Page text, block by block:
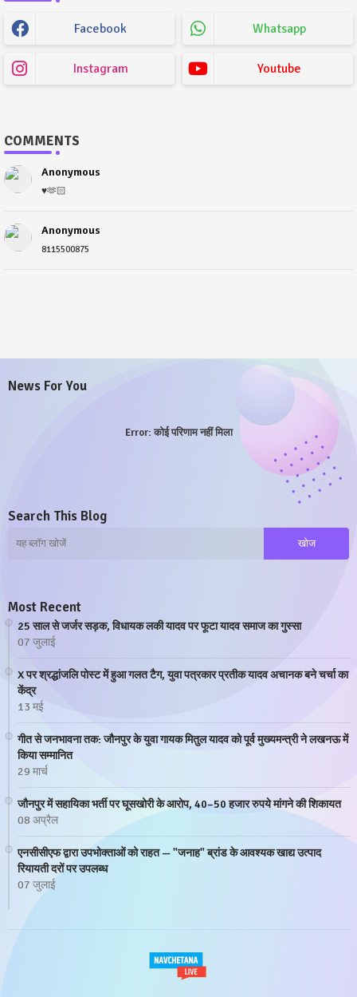
Facebook Whatsapp
Instagram Youtube
COMMENTS
Anonymous
♥️🫶🏻
Anonymous
8115500875
News For You
Error: कोई परिणाम नहीं मिला
Search This Blog
Most Recent
25 साल से जर्जर सड़क, विधायक लकी यादव पर फूटा यादव समाज का गुस्सा
07 जुलाई
X पर श्रद्धांजलि पोस्ट में हुआ गलत टैग, युवा पत्रकार प्रतीक यादव अचानक बने चर्चा का
केंद्र
13 मई
गीत से जनभावना तक: जौनपुर के युवा गायक मितुल यादव को पूर्व मुख्यमन्त्री ने लखनऊ में
किया सम्मानित
29 मार्च
जौनपुर में सहायिका भर्ती पर घूसखोरी के आरोप, 40–50 हजार रुपये मांगने की शिकायत
08 अप्रैल
एनसीसीएफ द्वारा उपभोक्ताओं को राहत — "जनाह" ब्रांड के आवश्यक खाद्य उत्पाद
रियायती दरों पर उपलब्ध
07 जुलाई